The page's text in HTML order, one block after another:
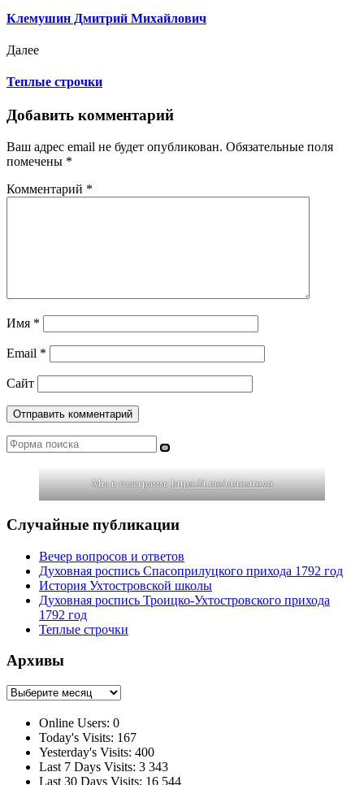
Клемушин Дмитрий Михайлович
Далее
Теплые строчки
Добавить комментарий
Ваш адрес email не будет опубликован. Обязательные поля
помечены *
Комментарий *
Имя *
Email *
Сайт
Поиск
Мы в телеграмм:https://t.me/uhtostrovo
Случайные публикации
Вечер вопросов и ответов
Духовная роспись Спасоприлуцкого прихода 1792 год
История Ухтостровской школы
Духовная роспись Троицко-Ухтостровского прихода
1792 год
Теплые строчки
Архивы
Архивы
Online Users: 0
Today's Visits: 167
Yesterday's Visits: 400
Last 7 Days Visits: 3 343
Last 30 Days Visits: 16 544